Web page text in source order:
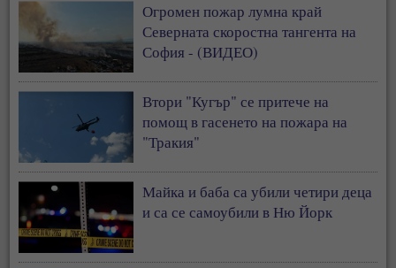
Огромен пожар лумна край
Северната скоростна тангента на
София - (ВИДЕО)
Втори "Кугър" се притече на
помощ в гасенето на пожара на
"Тракия"
Майка и баба са убили четири деца
и са се самоубили в Ню Йорк